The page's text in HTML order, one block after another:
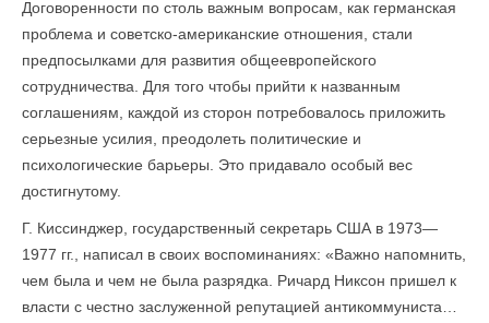
Договоренности по столь важным вопросам, как германская
проблема и советско-американские отношения, стали
предпосылками для развития общеевропейского
сотрудничества. Для того чтобы прийти к названным
соглашени­ям, каждой из сторон потребовалось приложить
серьезные усилия, преодолеть политические и
психологические барьеры. Это придавало особый вес
достигнутому.
Г. Киссинджер, государственный секретарь США в 1973—
1977 гг., написал в своих воспоминаниях: «Важно напомнить,
чем была и чем не была разрядка. Ричард Никсон пришел к
власти с честно заслуженной репутацией антикоммуниста…